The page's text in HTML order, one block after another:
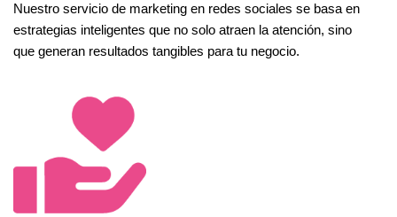
Nuestro servicio de marketing en redes sociales se basa en
estrategias inteligentes que no solo atraen la atención, sino
que generan resultados tangibles para tu negocio.